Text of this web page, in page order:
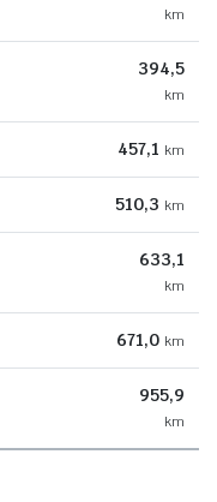
km
394,5
km
457,1 km
510,3 km
633,1
km
671,0 km
955,9
km